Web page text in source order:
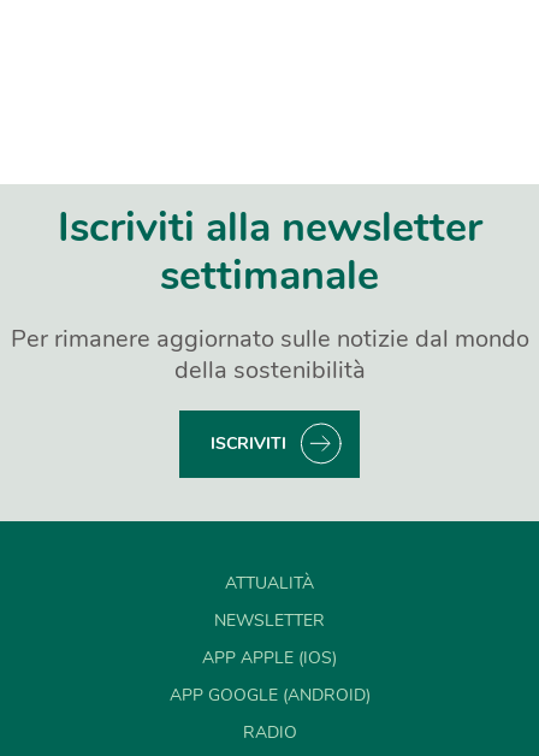
Iscriviti alla newsletter
settimanale
Per rimanere aggiornato sulle notizie dal mondo
della sostenibilità
ISCRIVITI
ATTUALITÀ
NEWSLETTER
APP APPLE (IOS)
APP GOOGLE (ANDROID)
RADIO